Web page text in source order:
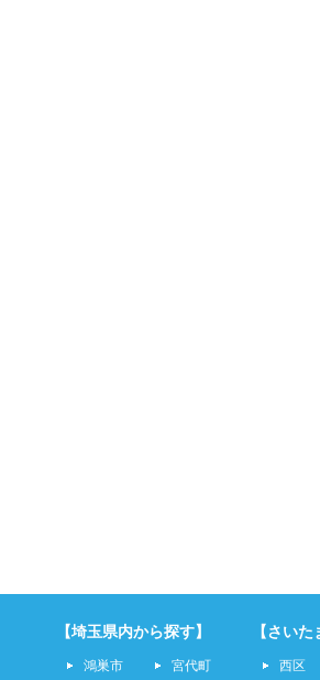
【埼玉県内から探す】
鴻巣市
宮代町
【さい
西区